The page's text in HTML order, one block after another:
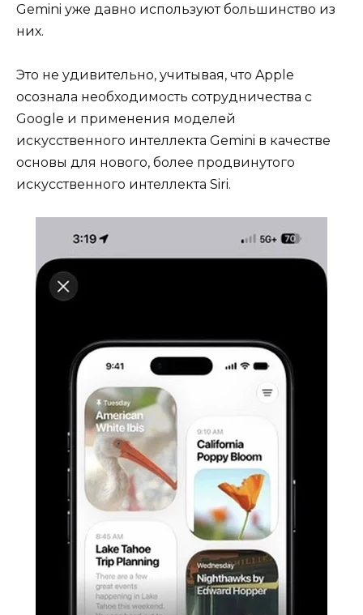
Gemini уже давно используют большинство из
них.
Это не удивительно, учитывая, что Apple
осознала необходимость сотрудничества с
Google и применения моделей
искусственного интеллекта Gemini в качестве
основы для нового, более продвинутого
искусственного интеллекта Siri.